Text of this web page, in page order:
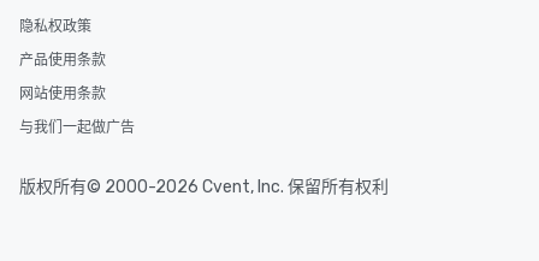
隐私权政策
产品使用条款
网站使用条款
与我们一起做广告
版权所有© 2000-2026 Cvent, Inc. 保留所有权利